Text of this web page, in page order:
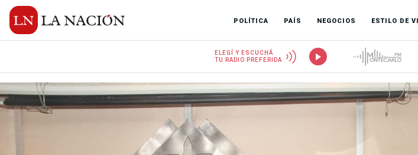
POLÍTICA PAÍS NEGOCIOS ESTILO DE
ELEGÍ Y ESCUCHÁ
TU RADIO PREFERIDA